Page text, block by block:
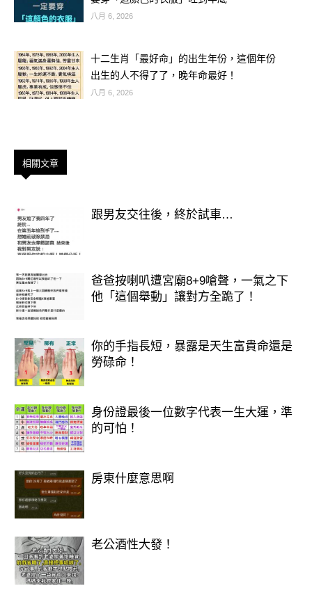
到。
這就是為什麼長輩都會交代：頭七要點
燈、供飯、留門，讓親人「回家看
看」，也算是送他走完最後一程。
因此，亡者的頭七回家，其實不是「留
戀」，而是一種「告別」。祂回來，不
是為了打擾家人，而是為了道別、取回
屬於自己的東西，確認一切塵緣已了，
再安心走上輪迴之路。
也正因如此，民間才會說：「頭七那
晚，家裡的燈不要全關。
」那盞微弱的燈火，不只是照亮亡者的
歸途，更是家人心中那份不滅的思念與
祝福。
八月 6, 2026
十二生肖「最好命」的出生年份，這個年份
出生的人不得了了，晚年命最好！
八月 6, 2026
相關文章
跟男友交往後，終於試車…
爸爸按喇叭遭宮廟8+9嗆聲，一氣之下
他「這個舉動」讓對方全跪了！
你的手指長短，暴露是天生富貴命還是
勞碌命！
身份證最後一位數字代表一生大運，準
的可怕！
房東什麼意思啊
老公酒性大發！